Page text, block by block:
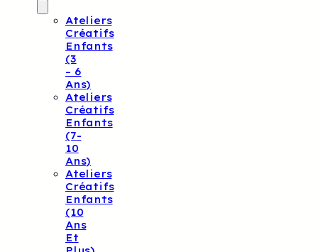
Ateliers
Créatifs
Enfants
(3
– 6
Ans)
Ateliers
Créatifs
Enfants
(7-
10
Ans)
Ateliers
Créatifs
Enfants
(10
Ans
Et